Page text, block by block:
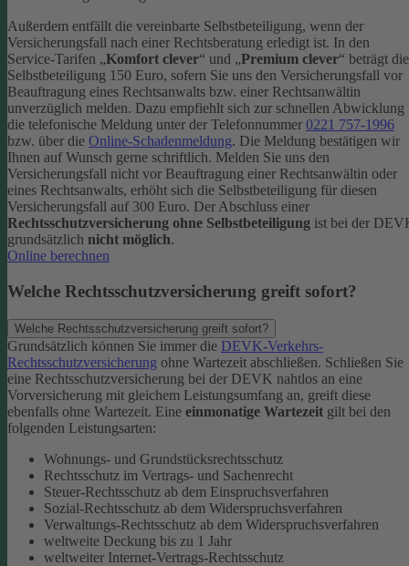
Außerdem entfällt die vereinbarte Selbstbeteiligung, wenn der
Versicherungsfall nach einer Rechtsberatung erledigt ist. In den
Service-Tarifen „Komfort clever“ und „Premium clever“ beträgt die
Selbstbeteiligung 150 Euro, sofern Sie uns den Versicherungsfall vor
Beauftragung eines Rechtsanwalts bzw. einer Rechtsanwältin
unverzüglich melden. Dazu empfiehlt sich zur schnellen Abwicklung
die telefonische Meldung unter der Telefonnummer 0221 757-1996
bzw. über die Online-Schadenmeldung. Die Meldung bestätigen wir
Ihnen auf Wunsch gerne schriftlich. Melden Sie uns den
Versicherungsfall nicht vor Beauftragung einer Rechtsanwältin oder
eines Rechtsanwalts, erhöht sich die Selbstbeteiligung für diesen
Versicherungsfall auf 300 Euro. Der Abschluss einer
Rechtsschutzversicherung ohne Selbstbeteiligung ist bei der
grundsätzlich nicht möglich.
Online berechnen
Welche Rechtsschutzversicherung greift sofort?
Welche Rechtsschutzversicherung greift sofort?
Grundsätzlich können Sie immer die DEVK-Verkehrs-
Rechtsschutzversicherung ohne Wartezeit abschließen. Schließen Sie
eine Rechtsschutzversicherung bei der DEVK nahtlos an eine
Vorversicherung mit gleichem Leistungsumfang an, greift diese
ebenfalls ohne Wartezeit. Eine einmonatige Wartezeit gilt bei den
folgenden Leistungsarten:
Wohnungs- und Grundstücksrechtsschutz
Rechtsschutz im Vertrags- und Sachenrecht
Steuer-Rechtsschutz ab dem Einspruchsverfahren
Sozial-Rechtsschutz ab dem Widerspruchsverfahren
Verwaltungs-Rechtsschutz ab dem Widerspruchsverfahren
weltweite Deckung bis zu 1 Jahr
weltweiter Internet-Vertrags-Rechtsschutz